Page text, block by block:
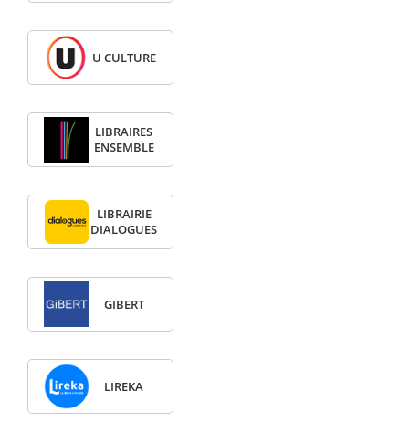
U CULTURE
LIBRAIRES
ENSEMBLE
LIBRAIRIE
DIALOGUES
GIBERT
LIREKA